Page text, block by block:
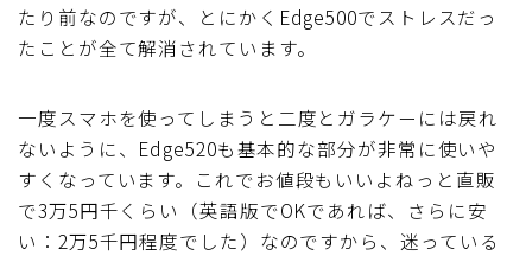
たり前なのですが、とにかくEdge500でストレスだっ
たことが全て解消されています。
一度スマホを使ってしまうと二度とガラケーには戻れ
ないように、Edge520も基本的な部分が非常に使いや
すくなっています。これでお値段もいいよねっと直販
で3万5円千くらい（英語版でOKであれば、さらに安
い：2万5千円程度でした）なのですから、迷っている